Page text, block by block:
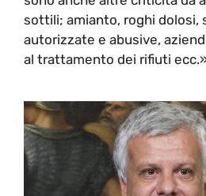
sottili; amianto, roghi dolosi,
autorizzate e abusive,
al trattamento dei rifiuti